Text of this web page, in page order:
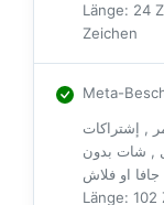
Länge: 24
Zeichen
Meta-
, إشتراكات
, شات بدون
جافا او فلاش
Länge: